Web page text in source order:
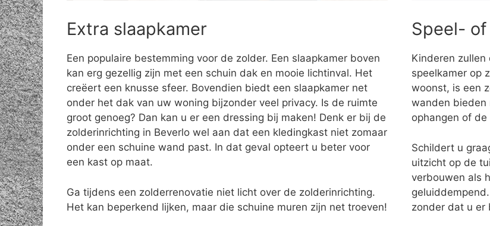
Extra slaapkamer
Een populaire bestemming voor de zolder. Een slaapkamer boven
kan erg gezellig zijn met een schuin dak en mooie lichtinval. Het
creëert een knusse sfeer. Bovendien biedt een slaapkamer net
onder het dak van uw woning bijzonder veel privacy. Is de ruimte
groot genoeg? Dan kan u er een dressing bij maken! Denk er bij de
zolderinrichting in Beverlo wel aan dat een kledingkast niet zomaar
onder een schuine wand past. In dat geval opteert u beter voor
een kast op maat.
Ga tijdens een zolderrenovatie niet licht over de zolderinrichting.
Het kan beperkend lijken, maar die schuine muren zijn net troeven!
Speel-
Kinderen
speelkamer op
woonst, is een
wanden bieden
ophangen of
Schildert u
uitzicht op de
verbouwen als
zonder dat u er